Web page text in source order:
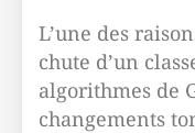
L’une des
chute d’un
algorithmes de
changements